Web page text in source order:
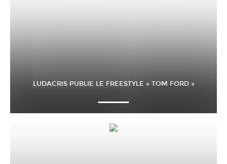
LUDACRIS PUBLIE LE FREESTYLE « TOM FORD »